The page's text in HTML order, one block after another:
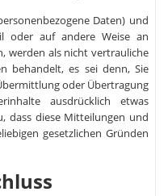
Daten) und
oder auf andere Weise an
werden als nicht vertrauliche
behandelt, es sei denn, Sie
oder Übertragung
ausdrücklich etwas
dass diese Mitteilungen und
gesetzlichen Gründen